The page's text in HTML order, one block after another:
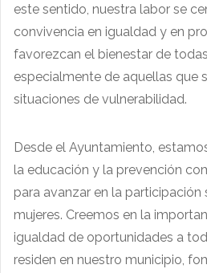
este sentido, nuestra labor se
convivencia en igualdad y en
favorezcan el bienestar de
especialmente de aquellas que
situaciones de vulnerabilidad.
Desde el Ayuntamiento,
la educación y la prevención
para avanzar en la participación
mujeres. Creemos en la
igualdad de oportunidades a
residen en nuestro municipio,